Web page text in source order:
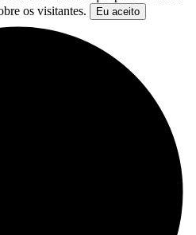
os visitantes.
Eu aceito